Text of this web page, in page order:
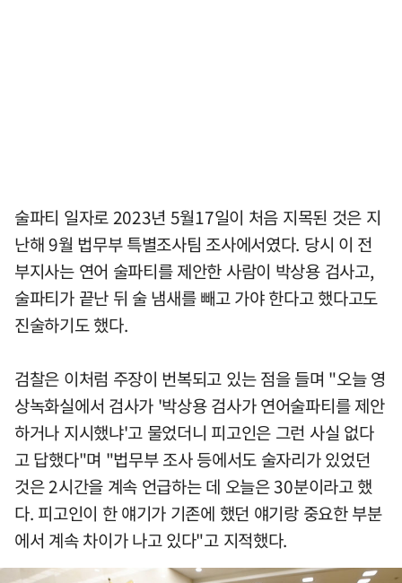
술파티 일자로 2023년 5월17일이 처음 지목된 것은 지
난해 9월 법무부 특별조사팀 조사에서였다. 당시 이 전
부지사는 연어 술파티를 제안한 사람이 박상용 검사고,
술파티가 끝난 뒤 술 냄새를 빼고 가야 한다고 했다고도
진술하기도 했다.
검찰은 이처럼 주장이 번복되고 있는 점을 들며 "오늘 영
상녹화실에서 검사가 '박상용 검사가 연어술파티를 제안
하거나 지시했냐'고 물었더니 피고인은 그런 사실 없다
고 답했다"며 "법무부 조사 등에서도 술자리가 있었던
것은 2시간을 계속 언급하는 데 오늘은 30분이라고 했
다. 피고인이 한 얘기가 기존에 했던 얘기랑 중요한 부분
에서 계속 차이가 나고 있다"고 지적했다.